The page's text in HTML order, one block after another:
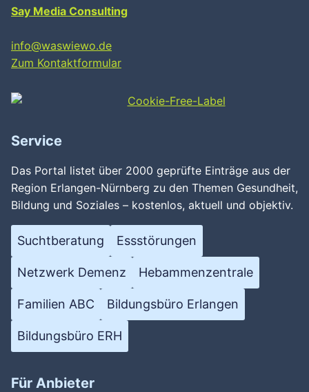
Say Media Consulting
info@waswiewo.de
Zum Kontaktformular
Service
Das Portal listet über 2000 geprüfte Einträge aus der
Region Erlangen-Nürnberg zu den Themen Gesundheit,
Bildung und Soziales – kostenlos, aktuell und objektiv.
Suchtberatung Essstörungen
Netzwerk Demenz Hebammenzentrale
Familien ABC Bildungsbüro Erlangen
Bildungsbüro ERH
Für Anbieter